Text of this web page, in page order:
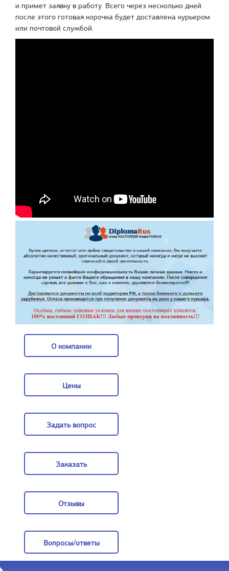
и примет заявку в работу. Всего через несколько дней
после этого готовая корочка будет доставлена курьером
или почтовой службой.
О компании
Цены
Задать вопрос
Заказать
Отзывы
Вопросы/ответы
Вопросы/ответы